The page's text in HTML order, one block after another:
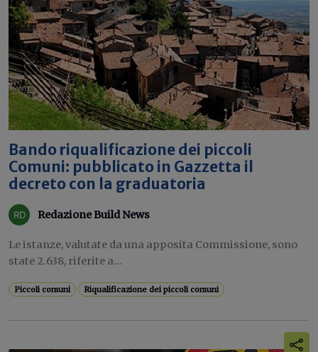
Bando riqualificazione dei piccoli
Comuni: pubblicato in Gazzetta il
decreto con la graduatoria
Redazione Build News
Le istanze, valutate da una apposita Commissione, sono
state 2.638, riferite a...
Piccoli comuni Riqualificazione dei piccoli comuni